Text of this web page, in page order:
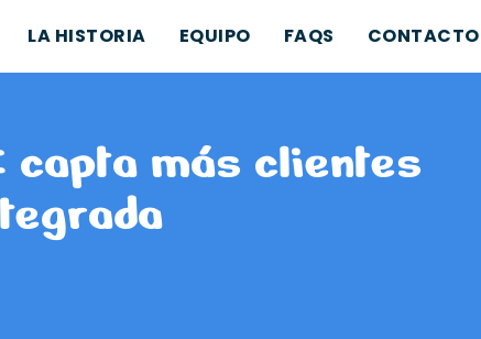
LA HISTORIA EQUIPO FAQS CONTACTO
capta más clientes